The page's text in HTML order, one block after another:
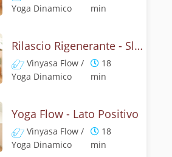
Yoga Dinamico
min
Rilascio Rigenerante - Slow Flow
Vinyasa Flow /
Yoga Dinamico
18
min
Yoga Flow - Lato Positivo
Vinyasa Flow /
Yoga Dinamico
18
min